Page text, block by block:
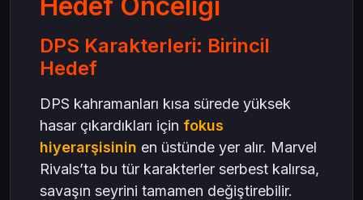
DPS Karakterleri: Birincil
Hedef
DPS kahramanları kısa sürede yüksek
hasar çıkardıkları için fokus
hiyerarşisinin en üstünde yer alır. Marvel
Rivals’ta bu tür karakterler serbest kalırsa,
savaşın seyrini tamamen değiştirebilir.